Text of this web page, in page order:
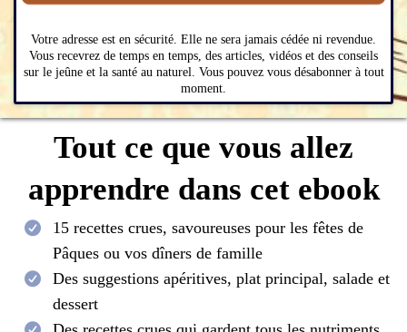
Votre adresse est en sécurité. Elle ne sera jamais cédée ni revendue.
Vous recevrez de temps en temps, des articles, vidéos et des conseils
sur le jeûne et la santé au naturel. Vous pouvez vous désabonner à tout
moment.
Tout ce que vous allez
apprendre dans cet ebook
15 recettes crues, savoureuses pour les fêtes de
Pâques ou vos dîners de famille
Des suggestions apéritives, plat principal, salade et
dessert